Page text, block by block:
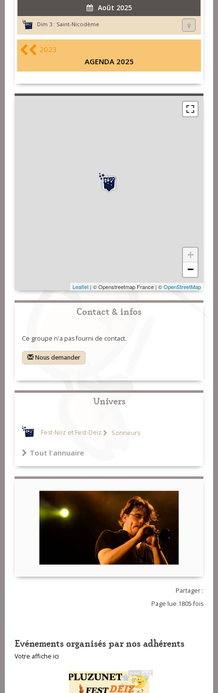
Août 2025
Dim 3 : Saint-Nicodème
2023
AGENDA 2025
+
−
Leaflet | © Openstreetmap France | ©OpenStreetMap
Contact & infos
Ce groupe n'a pas fourni de contact.
Nous demander
Univers
Fest-Noz et Fest-Deiz Sonneurs
Tout l'annuaire
Partager :
Page lue 1805 fois
Evénements organisés par nos adhérents
Votre affiche ici